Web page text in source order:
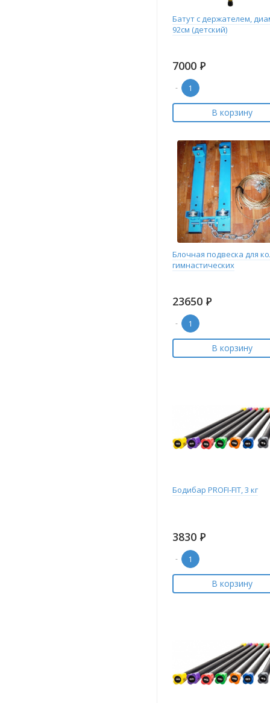
Батут с держателем,
92см (детский)
7000 Р
-
В корзину
Блочная подвеска для
гимнастических
23650 Р
-
В корзину
Бодибар PROFI-FIT, 3 кг
3830 Р
-
В корзину